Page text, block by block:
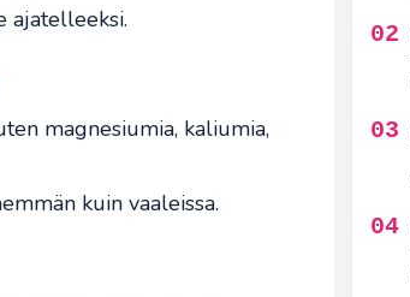
ajatelleeksi.
magnesiumia, kaliumia,
kuin vaaleissa.